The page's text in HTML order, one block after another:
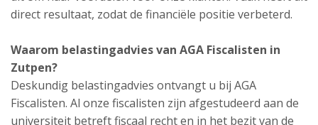
direct resultaat, zodat de financiële positie verbeterd.
Waarom belastingadvies van AGA Fiscalisten in
Zutpen?
Deskundig belastingadvies ontvangt u bij AGA
Fiscalisten. Al onze fiscalisten zijn afgestudeerd aan de
universiteit betreft fiscaal recht en in het bezit van de